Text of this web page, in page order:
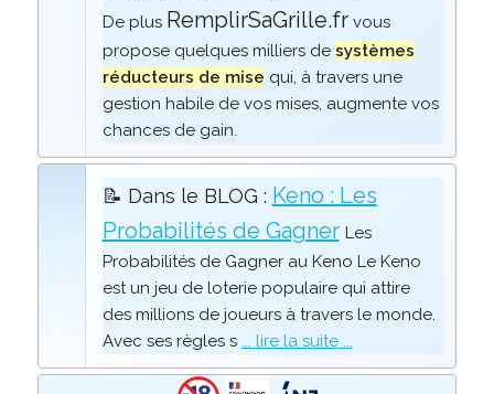
De plus RemplirSaGrille.frvous
propose quelques milliers de systèmes
réducteurs de mise qui, à travers une
gestion habile de vos mises, augmente vos
chances de gain.
📝 Dans le BLOG : Keno : Les
Probabilités de Gagner Les
Probabilités de Gagner au Keno Le Keno
est un jeu de loterie populaire qui attire
des millions de joueurs à travers le monde.
Avec ses règles s ... lire la suite ...